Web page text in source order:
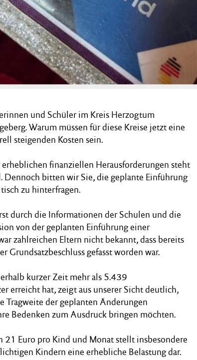
und Schüler im Kreis Herzogtum
Warum müssen für diese Kreise jetzt eine
steigenden Kosten sein.
erheblichen finanziellen Herausforderungen steht
Dennoch bitten wir Sie, die geplante Einführung
zu hinterfragen.
durch die Informationen der Schulen und die
von der geplanten Einführung einer
zahlreichen Eltern nicht bekannt, dass bereits
Grundsatzbeschluss gefasst worden war.
kurzer Zeit mehr als 5.439
erreicht hat, zeigt aus unserer Sicht deutlich,
Tragweite der geplanten Änderungen
Bedenken zum Ausdruck bringen möchten.
21 Euro pro Kind und Monat stellt insbesondere
Kindern eine erhebliche Belastung dar.